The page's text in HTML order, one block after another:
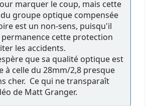
marquer le coup, mais cette
groupe optique compensée
est un non-sens, puisqu'il
cette protection
les accidents.
que sa qualité optique est
à celle du 28mm/2,8 presque
cher. Ce qui ne transparaît
de Matt Granger.